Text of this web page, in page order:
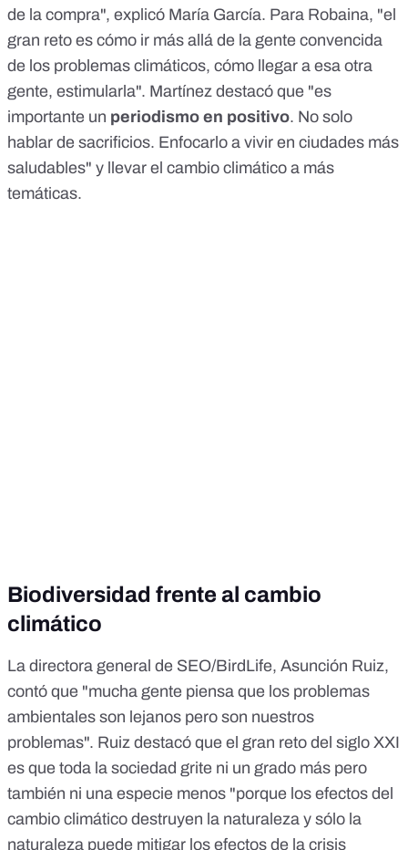
de la compra", explicó María García. Para Robaina, "el
gran reto es cómo ir más allá de la gente convencida
de los problemas climáticos, cómo llegar a esa otra
gente, estimularla". Martínez destacó que "es
importante un periodismo en positivo. No solo
hablar de sacrificios. Enfocarlo a vivir en ciudades más
saludables" y llevar el cambio climático a más
temáticas.
Biodiversidad frente al cambio
climático
La directora general de SEO/BirdLife, Asunción Ruiz,
contó que "mucha gente piensa que los problemas
ambientales son lejanos pero son nuestros
problemas". Ruiz destacó que el gran reto del siglo XXI
es que toda la sociedad grite ni un grado más pero
también ni una especie menos "porque los efectos del
cambio climático destruyen la naturaleza y sólo la
naturaleza puede mitigar los efectos de la crisis